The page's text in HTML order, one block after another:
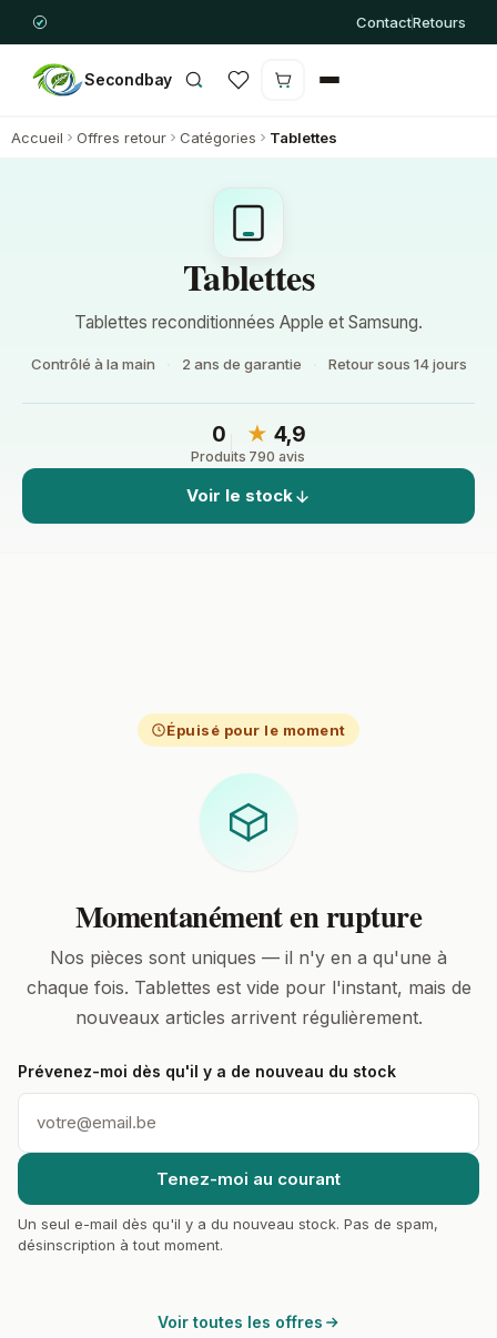
ContactRetours
Secondbay
Le panier est vide
Accueil Offres retour Catégories Tablettes
Tablettes
Tablettes reconditionnées Apple et Samsung.
Contrôlé à la main 2 ans de garantie Retour sous 14 jours
0
Produits
★ 4,9
790 avis
Voir le stock
Épuisé pour le moment
Momentanément en rupture
Nos pièces sont uniques — il n'y en a qu'une à
chaque fois. Tablettes est vide pour l'instant, mais de
nouveaux articles arrivent régulièrement.
Prévenez-moi dès qu'il y a de nouveau du stock
Tenez-moi au courant
Un seul e-mail dès qu'il y a du nouveau stock. Pas de spam,
désinscription à tout moment.
Voir toutes les offres